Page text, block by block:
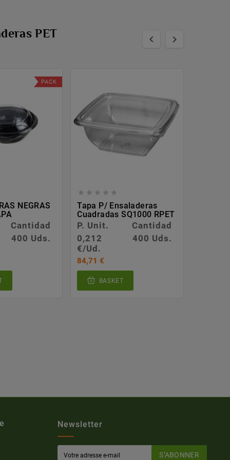
PET  
PACK
NEGRAS
Cantidad
400 Uds.
    
Tapa P/ Ensaladeras
Cuadradas SQ1000 RPET
P. Unit.
Cantidad
0,212
€/Ud.
400 Uds.
84,71 €
BASKET
Newsletter
S’ABONNER